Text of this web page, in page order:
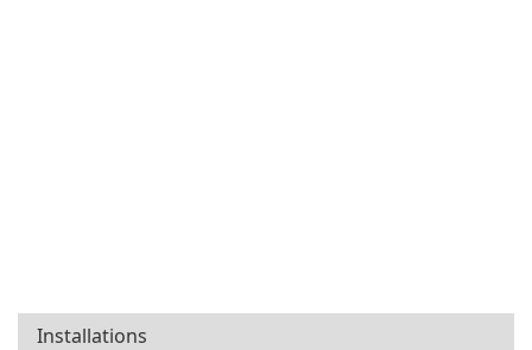
Installations